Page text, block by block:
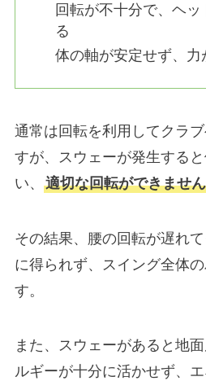
回転が不十分で、ヘ
る
体の軸が安定せず、力
通常は回転を利用してクラ
すが、スウェーが発生する
い、 適切な回転ができません
その結果、腰の回転が遅れ
に得られず、スイング全体
す。
また、スウェーがあると地
ルギーが十分に活かせず、